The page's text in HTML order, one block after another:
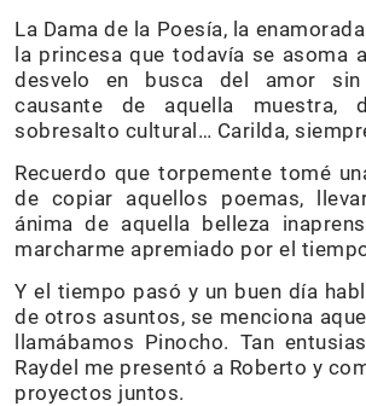
La Dama de la Poesía, la
la princesa que todavía se asoma
desvelo en busca del amor
causante de aquella muestra,
sobresalto cultural… Carilda,
Recuerdo que torpemente tomé
de copiar aquellos poemas,
ánima de aquella belleza
marcharme apremiado por el
Y el tiempo pasó y un buen día
de otros asuntos, se menciona
llamábamos Pinocho. Tan
Raydel me presentó a Roberto y
proyectos juntos.